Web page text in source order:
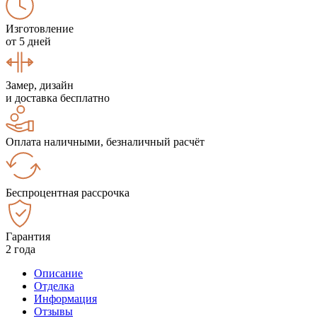
Изготовление
от 5 дней
Замер, дизайн
и доставка бесплатно
Оплата наличными, безналичный расчёт
Беспроцентная рассрочка
Гарантия
2 года
Описание
Отделка
Информация
Отзывы